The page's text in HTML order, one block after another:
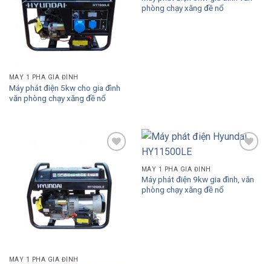
MÁY 1 PHA GIA ĐÌNH
Máy phát điện 5kw cho gia đình
văn phòng chạy xăng đề nổ
phòng chạy xăng đề nổ
Wishlist
MÁY 1 PHA GIA ĐÌNH
MÁY 1 PHA GIA ĐÌNH
Máy phát điện 9kw gia đình, văn
phòng chạy xăng đề nổ